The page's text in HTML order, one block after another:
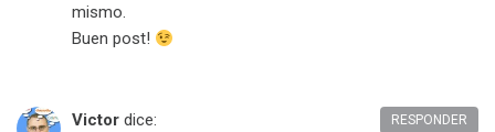
mismo.
Buen post!
Victor dice: RESPONDER